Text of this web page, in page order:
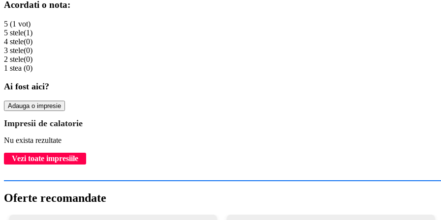
Acordati o nota:
5 (1 vot)
5 stele(1)
4 stele(0)
3 stele(0)
2 stele(0)
1 stea (0)
Ai fost aici?
Adauga o impresie
Impresii de calatorie
Nu exista rezultate
Vezi toate impresiile
Oferte recomandate